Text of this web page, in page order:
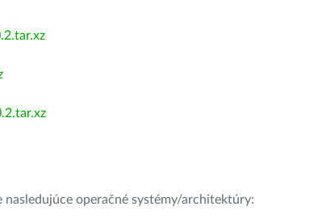
operačné systémy/architektúry: